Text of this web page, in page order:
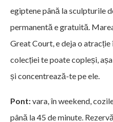
egiptene până la sculpturile
permanentă e gratuită.
Great Court, e deja o atracție
colecției te poate copleși,
și concentrează-te pe ele.
Pont:vara, în weekend,
până la 45 de minute.